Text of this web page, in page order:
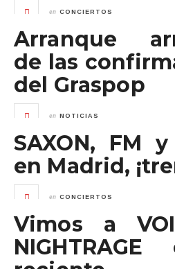
en CONCIERTOS
Arranque
de las
del Graspop
en NOTICIAS
SAXON, FM y
en Madrid,
en CONCIERTOS
Vimos a